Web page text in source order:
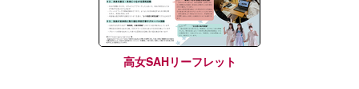
高女SAHリーフレット